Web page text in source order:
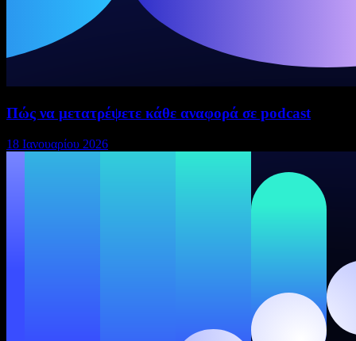
Πώς να μετατρέψετε κάθε αναφορά σε podcast
18 Ιανουαρίου 2026